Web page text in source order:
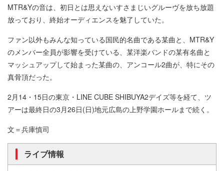
MTR&Yの音は、初日とは思えないすさまじいグルーヴを放ち放題
放っており、終始オーディエンスを魅了していた。
ファン以外もみんな知っている国民的名曲である某曲と、MTR&Y
のメンバー全員が影響を受けている、某洋楽バンドの某有名曲と
マッシュアップして始まった某曲の、アンコール2曲が、特にその
真骨頂だった。
2月14・15日の東京・LINE CUBE SHIBUYA2デイズ等を経て、ツ
アーは最終日の3月26日(日)地元広島の上野学園ホールまで続く。
文＝兵庫慎司
ライブ情報